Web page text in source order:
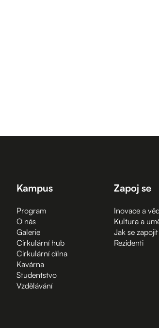
Kampus
Program
O nás
Galerie
Cirkulární hub
Cirkulární dílna
Kavárna
Studentstvo
Vzdělávání
Zapoj se
Inovace a
Kultura a
Jak se zapojit
Rezidenti